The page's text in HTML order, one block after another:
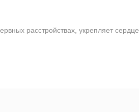
расстройствах, укрепляет сердце.